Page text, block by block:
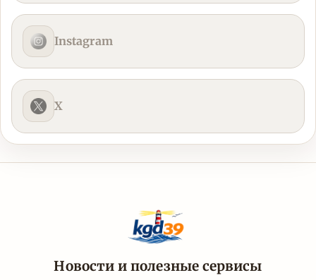
Instagram
X
Новости и полезные сервисы